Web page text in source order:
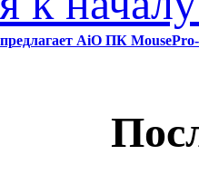
AiO ПК